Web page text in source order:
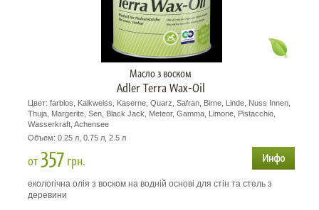
Масло з воском
Adler Terra Wax-Oil
Цвет: farblos, Kalkweiss, Kaserne, Quarz, Safran, Birne, Linde, Nuss Innen,
Thuja, Margerite, Sen, Black Jack, Meteor, Gamma, Limone, Pistacchio,
Wasserkraft, Achensee
Объем: 0.25 л, 0.75 л, 2.5 л
от357 грн.
екологічна олія з воском на водній основі для стін та стель з
деревини